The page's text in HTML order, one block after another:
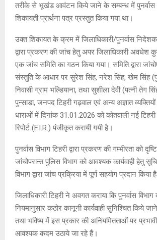
तरीके से भूखंड आवंटन किये जाने के सम्बन्ध में
शिकायती प्रार्थना पत्र प्रस्तुत किया गया था।
उक्त शिकायत के क्रम में जिलाधिकारी/पुनर्वास
द्वारा प्रकरण की जांच हेतु अपर जिलाधिकारी अवधेश
एक जांच समिति का गठन किया गया। समिति द्वारा
संस्तुति के आधार पर सुरेश सिंह, नरेश सिंह, खेम सिंह
निवासी ग्राम भल्डियाना, तथा सुशीला देवी (पत्नी तेग
पुन्साडा, जनपद टिहरी गढ़वाल एवं अन्य अज्ञात
धाराओं में दिनांक 31.01.2026 को कोतवाली नई
रिपोर्ट (F.I.R.) पंजीकृत करायी गयी है।
पुनर्वास विभाग टिहरी द्वारा प्रकरण की गम्भीरता को
जांचोपरान्त पुलिस विभाग को आवश्यक कार्यवाही हेतु
विभाग द्वारा जांच प्रक्रिया में पूर्ण सहयोग प्रदान किया
जिलाधिकारी टिहरी ने अवगत कराया कि पुनर्वास विभाग
नियमानुसार कठोर कानूनी कार्यवाही सुनिश्चित किये
तथा भविष्य में इस प्रकार की अनियमितताओं पर
आवश्यक कदम उठाये जा रहे हैं।